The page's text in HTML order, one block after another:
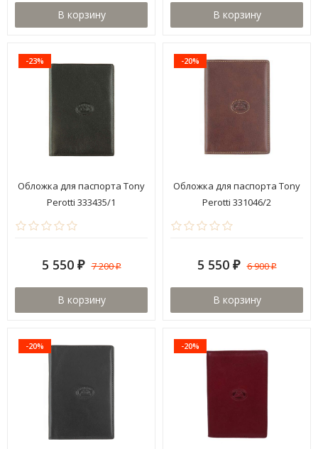
В корзину В корзину
-23%
Обложка для паспорта Tony
Perotti 333435/1
5 550 ₽ 7 200₽
В корзину
-20%
Обложка для паспорта Tony
Perotti 331046/2
5 550 ₽ 6 900₽
В корзину
-20% -20%